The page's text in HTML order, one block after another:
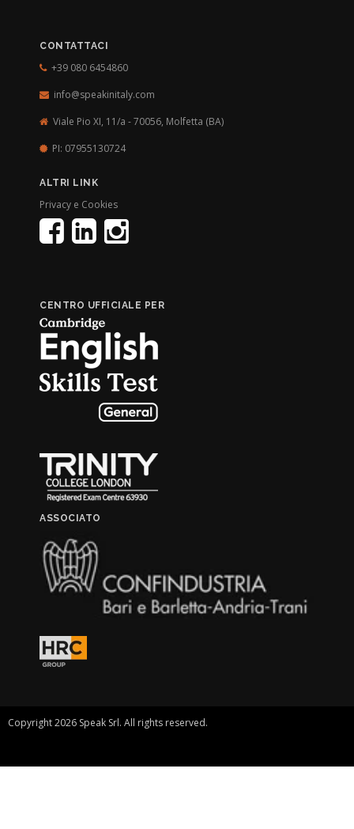
CONTATTACI
+39 080 6454860
info@speakinitaly.com
Viale Pio XI, 11/a - 70056, Molfetta (BA)
PI: 07955130724
ALTRI LINK
Privacy e Cookies
CENTRO UFFICIALE PER
ASSOCIATO
Copyright 2026 Speak Srl. All rights reserved.